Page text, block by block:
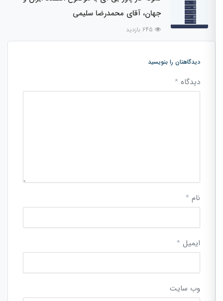
جهان، آقای محمدرضا سلیمی
645 بازدید
دیدگاهتان را بنویسید
دیدگاه*
نام*
ایمیل*
وب‌ سایت